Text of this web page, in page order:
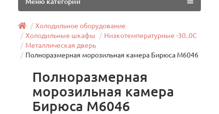
Холодильное оборудование
Холодильные шкафы
Низкотемпературные -30..0C
Металлическая дверь
Полноразмерная морозильная камера Бирюса M6046
Полноразмерная
морозильная камера
Бирюса M6046